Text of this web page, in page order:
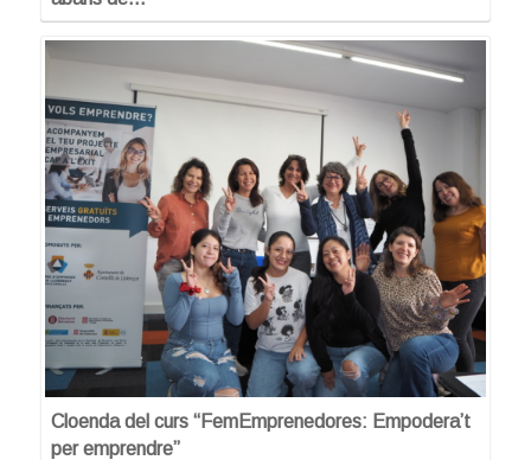
Cloenda del curs “FemEmprenedores: Empodera’t
per emprendre”